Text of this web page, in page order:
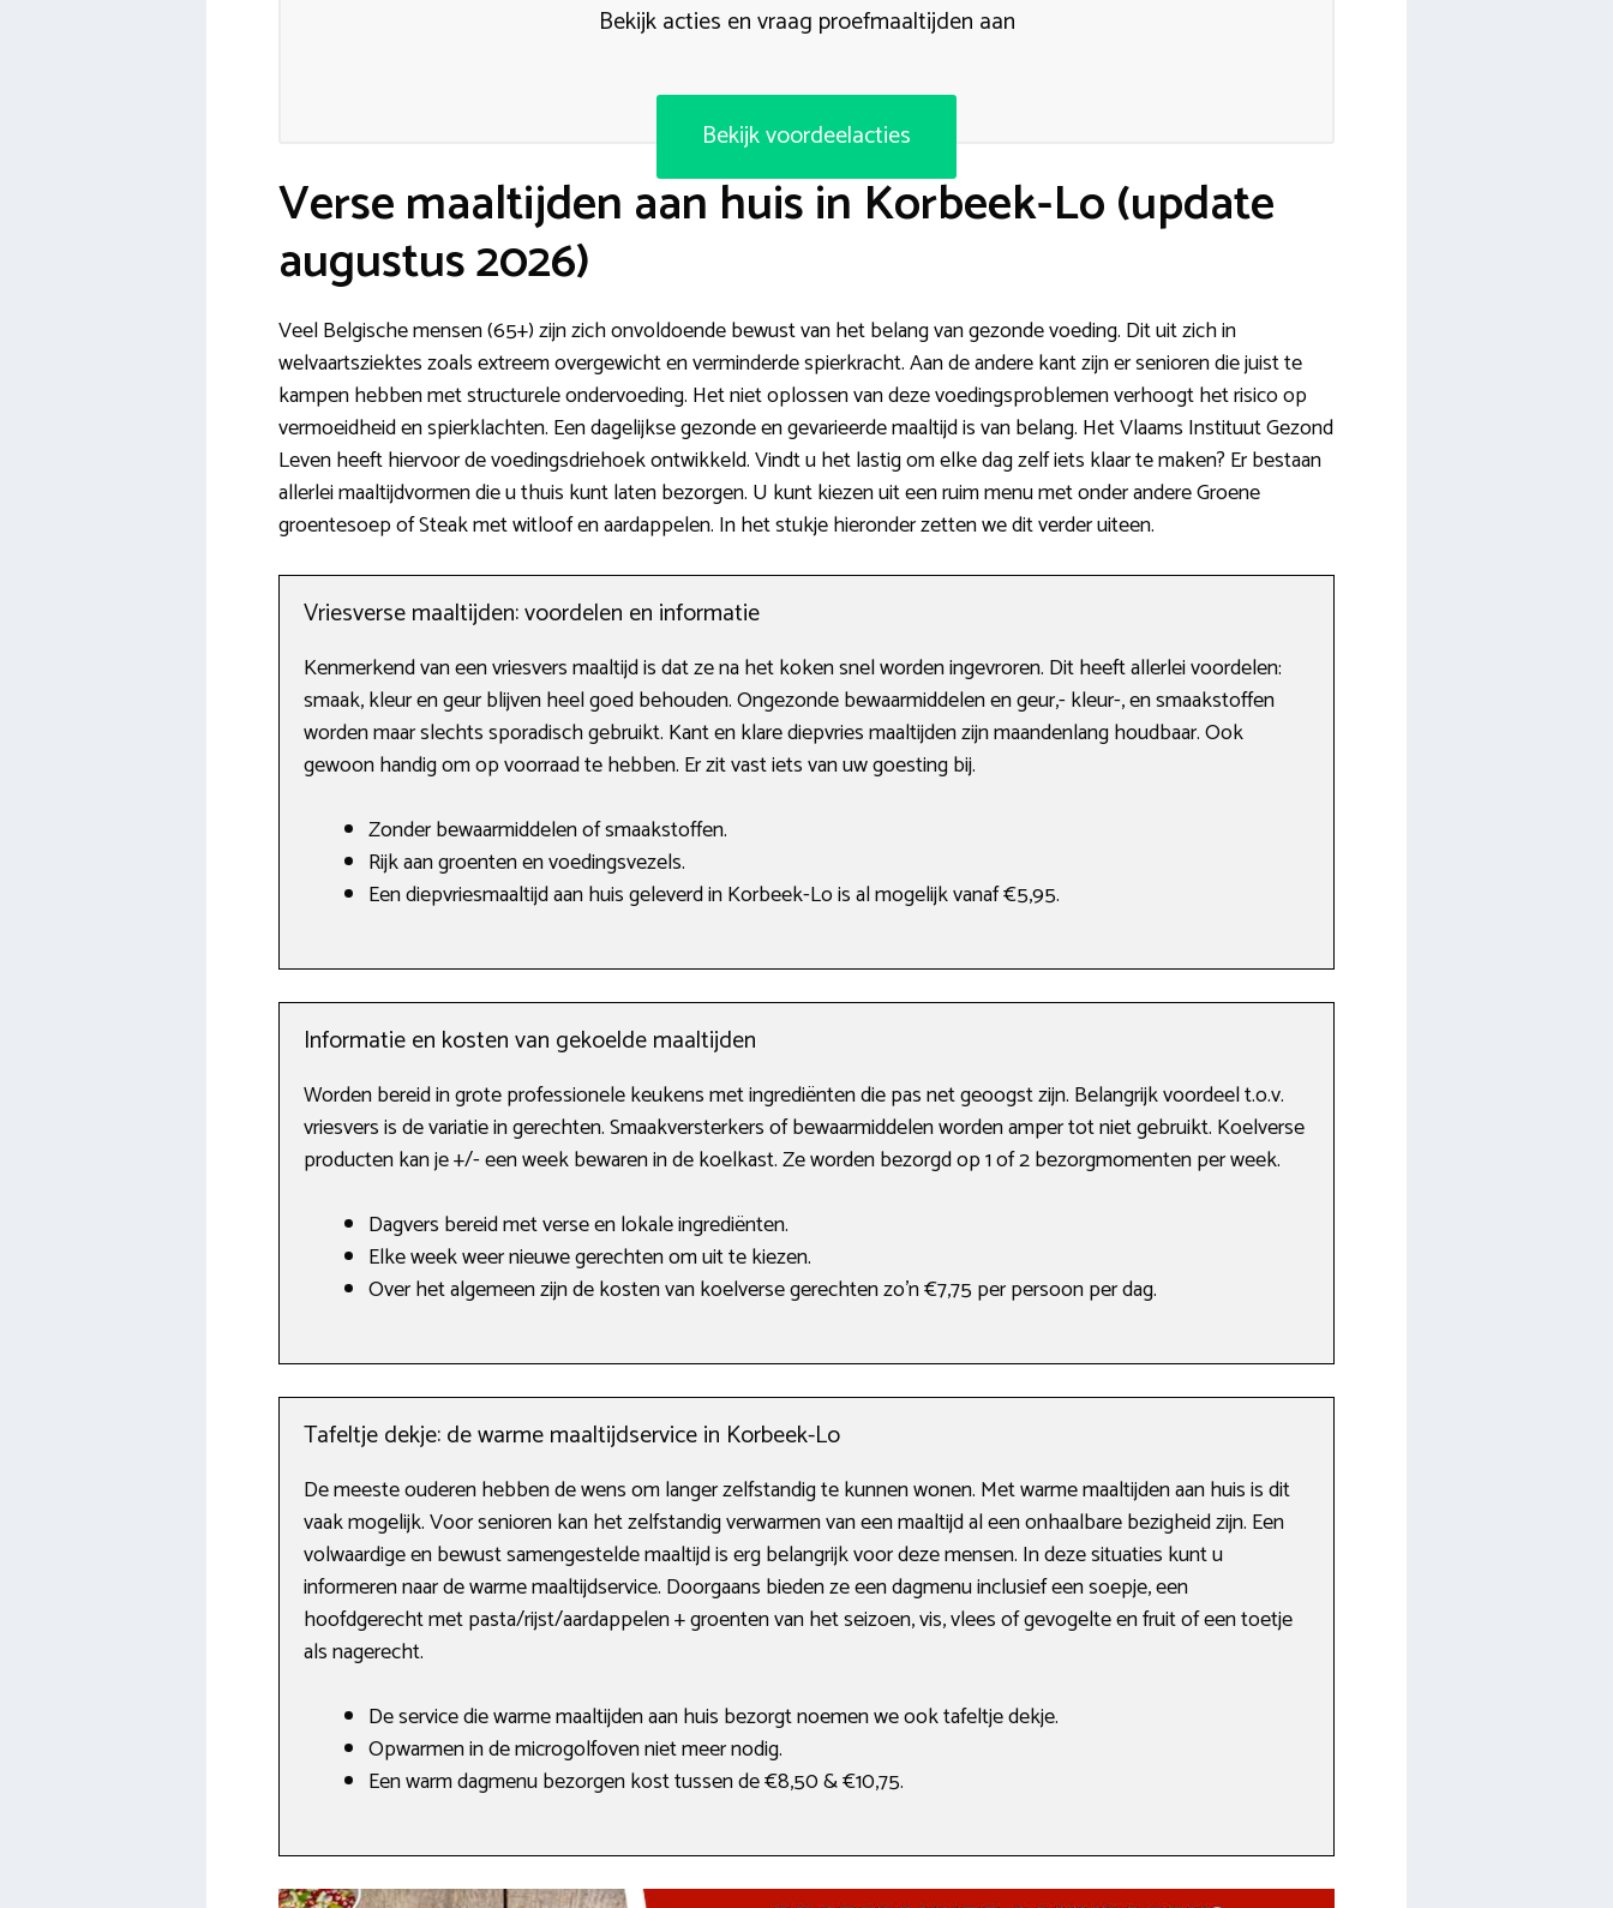
Bekijk acties en vraag proefmaaltijden aan
Bekijk voordeelacties
Verse maaltijden aan huis in Korbeek-Lo (update
augustus 2026)
Veel Belgische mensen (65+) zijn zich onvoldoende bewust van het belang van gezonde voeding. Dit uit zich in
welvaartsziektes zoals extreem overgewicht en verminderde spierkracht. Aan de andere kant zijn er senioren die juist te
kampen hebben met structurele ondervoeding. Het niet oplossen van deze voedingsproblemen verhoogt het risico op
vermoeidheid en spierklachten. Een dagelijkse gezonde en gevarieerde maaltijd is van belang. Het Vlaams Instituut Gezond
Leven heeft hiervoor de voedingsdriehoek ontwikkeld. Vindt u het lastig om elke dag zelf iets klaar te maken? Er bestaan
allerlei maaltijdvormen die u thuis kunt laten bezorgen. U kunt kiezen uit een ruim menu met onder andere Groene
groentesoep of Steak met witloof en aardappelen. In het stukje hieronder zetten we dit verder uiteen.
Vriesverse maaltijden: voordelen en informatie
Kenmerkend van een vriesvers maaltijd is dat ze na het koken snel worden ingevroren. Dit heeft allerlei voordelen:
smaak, kleur en geur blijven heel goed behouden. Ongezonde bewaarmiddelen en geur,- kleur-, en smaakstoffen
worden maar slechts sporadisch gebruikt. Kant en klare diepvries maaltijden zijn maandenlang houdbaar. Ook
gewoon handig om op voorraad te hebben. Er zit vast iets van uw goesting bij.
Zonder bewaarmiddelen of smaakstoffen.
Rijk aan groenten en voedingsvezels.
Een diepvriesmaaltijd aan huis geleverd in Korbeek-Lo is al mogelijk vanaf €5,95.
Informatie en kosten van gekoelde maaltijden
Worden bereid in grote professionele keukens met ingrediënten die pas net geoogst zijn. Belangrijk voordeel t.o.v.
vriesvers is de variatie in gerechten. Smaakversterkers of bewaarmiddelen worden amper tot niet gebruikt. Koelverse
producten kan je +/- een week bewaren in de koelkast. Ze worden bezorgd op 1 of 2 bezorgmomenten per week.
Dagvers bereid met verse en lokale ingrediënten.
Elke week weer nieuwe gerechten om uit te kiezen.
Over het algemeen zijn de kosten van koelverse gerechten zo’n €7,75 per persoon per dag.
Tafeltje dekje: de warme maaltijdservice in Korbeek-Lo
De meeste ouderen hebben de wens om langer zelfstandig te kunnen wonen. Met warme maaltijden aan huis is dit
vaak mogelijk. Voor senioren kan het zelfstandig verwarmen van een maaltijd al een onhaalbare bezigheid zijn. Een
volwaardige en bewust samengestelde maaltijd is erg belangrijk voor deze mensen. In deze situaties kunt u
informeren naar de warme maaltijdservice. Doorgaans bieden ze een dagmenu inclusief een soepje, een
hoofdgerecht met pasta/rijst/aardappelen + groenten van het seizoen, vis, vlees of gevogelte en fruit of een toetje
als nagerecht.
De service die warme maaltijden aan huis bezorgt noemen we ook tafeltje dekje.
Opwarmen in de microgolfoven niet meer nodig.
Een warm dagmenu bezorgen kost tussen de €8,50 & €10,75.